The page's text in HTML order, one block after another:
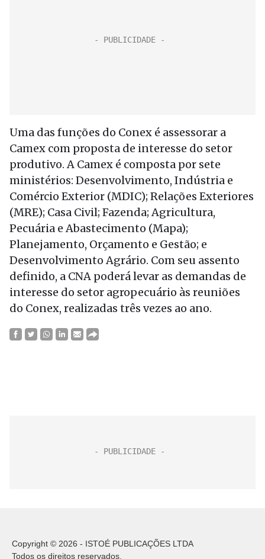
Uma das funções do Conex é assessorar a
Camex com proposta de interesse do setor
produtivo. A Camex é composta por sete
ministérios: Desenvolvimento, Indústria e
Comércio Exterior (MDIC); Relações Exteriores
(MRE); Casa Civil; Fazenda; Agricultura,
Pecuária e Abastecimento (Mapa);
Planejamento, Orçamento e Gestão; e
Desenvolvimento Agrário. Com seu assento
definido, a CNA poderá levar as demandas de
interesse do setor agropecuário às reuniões
do Conex, realizadas três vezes ao ano.
Copyright © 2026 - ISTOÉ PUBLICAÇÕES LTDA
Todos os direitos reservados.